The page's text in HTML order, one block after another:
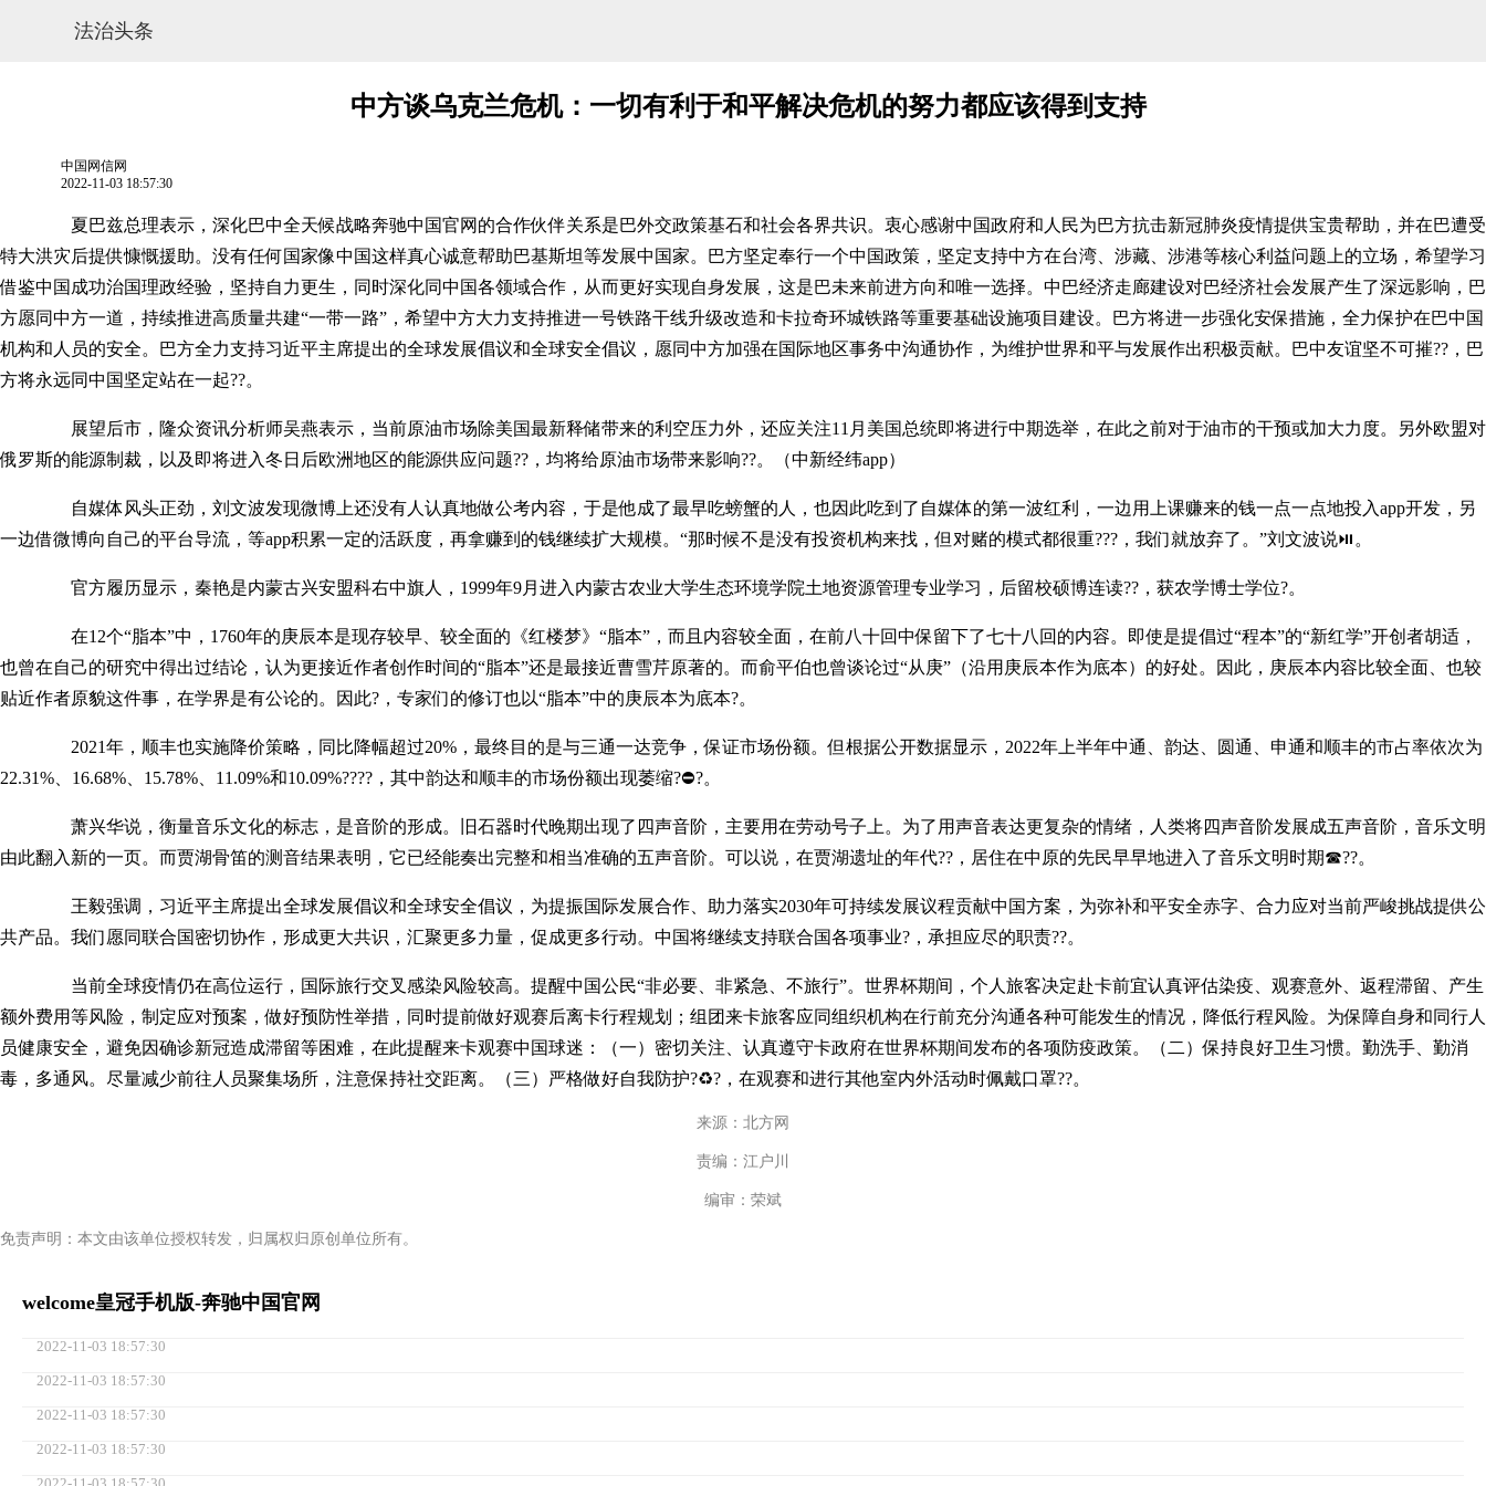
法治头条
中方谈乌克兰危机：一切有利于和平解决危机的努力都应该得到支持
中国网信网
2022-11-03 18:57:30
夏巴兹总理表示，深化巴中全天候战略奔驰中国官网的合作伙伴关系是巴外交政策基石和社会各界共识。衷心感谢中国政府和人民为巴方抗击新冠肺炎疫情提供宝贵帮助，并在巴遭受
特大洪灾后提供慷慨援助。没有任何国家像中国这样真心诚意帮助巴基斯坦等发展中国家。巴方坚定奉行一个中国政策，坚定支持中方在台湾、涉藏、涉港等核心利益问题上的立场，希望学习
借鉴中国成功治国理政经验，坚持自力更生，同时深化同中国各领域合作，从而更好实现自身发展，这是巴未来前进方向和唯一选择。中巴经济走廊建设对巴经济社会发展产生了深远影响，巴
方愿同中方一道，持续推进高质量共建“一带一路”，希望中方大力支持推进一号铁路干线升级改造和卡拉奇环城铁路等重要基础设施项目建设。巴方将进一步强化安保措施，全力保护在巴中国
机构和人员的安全。巴方全力支持习近平主席提出的全球发展倡议和全球安全倡议，愿同中方加强在国际地区事务中沟通协作，为维护世界和平与发展作出积极贡献。巴中友谊坚不可摧??，巴
方将永远同中国坚定站在一起??。
展望后市，隆众资讯分析师吴燕表示，当前原油市场除美国最新释储带来的利空压力外，还应关注11月美国总统即将进行中期选举，在此之前对于油市的干预或加大力度。另外欧盟对
俄罗斯的能源制裁，以及即将进入冬日后欧洲地区的能源供应问题??，均将给原油市场带来影响??。（中新经纬app）
自媒体风头正劲，刘文波发现微博上还没有人认真地做公考内容，于是他成了最早吃螃蟹的人，也因此吃到了自媒体的第一波红利，一边用上课赚来的钱一点一点地投入app开发，另
一边借微博向自己的平台导流，等app积累一定的活跃度，再拿赚到的钱继续扩大规模。“那时候不是没有投资机构来找，但对赌的模式都很重???，我们就放弃了。”刘文波说⏯。
官方履历显示，秦艳是内蒙古兴安盟科右中旗人，1999年9月进入内蒙古农业大学生态环境学院土地资源管理专业学习，后留校硕博连读??，获农学博士学位?。
在12个“脂本”中，1760年的庚辰本是现存较早、较全面的《红楼梦》“脂本”，而且内容较全面，在前八十回中保留下了七十八回的内容。即使是提倡过“程本”的“新红学”开创者胡适，
也曾在自己的研究中得出过结论，认为更接近作者创作时间的“脂本”还是最接近曹雪芹原著的。而俞平伯也曾谈论过“从庚”（沿用庚辰本作为底本）的好处。因此，庚辰本内容比较全面、也较
贴近作者原貌这件事，在学界是有公论的。因此?，专家们的修订也以“脂本”中的庚辰本为底本?。
2021年，顺丰也实施降价策略，同比降幅超过20%，最终目的是与三通一达竞争，保证市场份额。但根据公开数据显示，2022年上半年中通、韵达、圆通、申通和顺丰的市占率依次为
22.31%、16.68%、15.78%、11.09%和10.09%????，其中韵达和顺丰的市场份额出现萎缩?⛔?。
萧兴华说，衡量音乐文化的标志，是音阶的形成。旧石器时代晚期出现了四声音阶，主要用在劳动号子上。为了用声音表达更复杂的情绪，人类将四声音阶发展成五声音阶，音乐文明
由此翻入新的一页。而贾湖骨笛的测音结果表明，它已经能奏出完整和相当准确的五声音阶。可以说，在贾湖遗址的年代??，居住在中原的先民早早地进入了音乐文明时期☎??。
王毅强调，习近平主席提出全球发展倡议和全球安全倡议，为提振国际发展合作、助力落实2030年可持续发展议程贡献中国方案，为弥补和平安全赤字、合力应对当前严峻挑战提供公
共产品。我们愿同联合国密切协作，形成更大共识，汇聚更多力量，促成更多行动。中国将继续支持联合国各项事业?，承担应尽的职责??。
当前全球疫情仍在高位运行，国际旅行交叉感染风险较高。提醒中国公民“非必要、非紧急、不旅行”。世界杯期间，个人旅客决定赴卡前宜认真评估染疫、观赛意外、返程滞留、产生
额外费用等风险，制定应对预案，做好预防性举措，同时提前做好观赛后离卡行程规划；组团来卡旅客应同组织机构在行前充分沟通各种可能发生的情况，降低行程风险。为保障自身和同行人
员健康安全，避免因确诊新冠造成滞留等困难，在此提醒来卡观赛中国球迷：（一）密切关注、认真遵守卡政府在世界杯期间发布的各项防疫政策。（二）保持良好卫生习惯。勤洗手、勤消
毒，多通风。尽量减少前往人员聚集场所，注意保持社交距离。（三）严格做好自我防护?♻?，在观赛和进行其他室内外活动时佩戴口罩??。
来源：北方网
责编：江户川
编审：荣斌
免责声明：本文由该单位授权转发，归属权归原创单位所有。
welcome皇冠手机版-奔驰中国官网
2022-11-03 18:57:30
2022-11-03 18:57:30
2022-11-03 18:57:30
2022-11-03 18:57:30
网站地图